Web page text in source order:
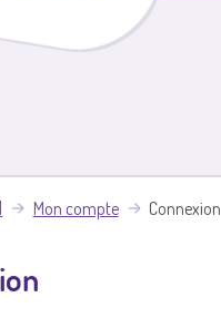
Mon compte Connexion